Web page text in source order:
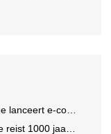
voor koffieliefhebbers
de tijd naar 'Hemastein'